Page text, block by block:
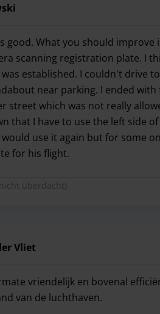
good. What you should
scanning registration plate. I
established. I couldn't drive
near parking. I ended
street which was not really
that I have to use the left side
would use it again but for some
for his flight.
überdacht)
Vliet
vriendelijk en bovenal
van de luchthaven.